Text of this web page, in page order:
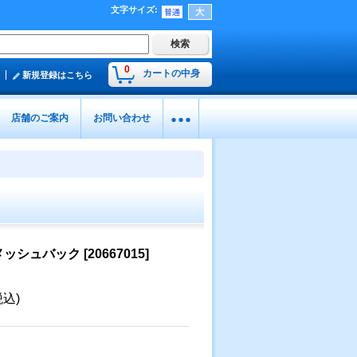
文字サイズ:
0 カートの中身
新規登録はこちら
店舗のご案内 お問い合わせ
シュバック [20667015]
込)